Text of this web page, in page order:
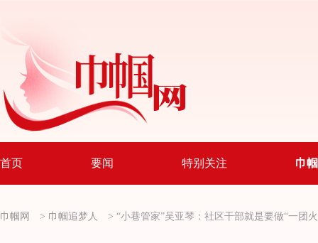
首页 要闻 特别关注 巾
巾帼网 > 巾帼追梦人 > “小巷管家”吴亚琴：社区干部就是要做“一团